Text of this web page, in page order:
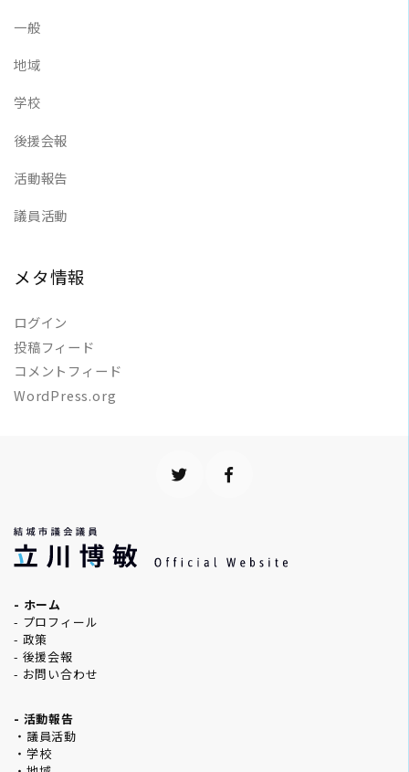
一般
地域
学校
後援会報
活動報告
議員活動
メタ情報
ログイン
投稿フィード
コメントフィード
WordPress.org
- ホーム
- プロフィール
- 政策
- 後援会報
- お問い合わせ
- 活動報告
・議員活動
・学校